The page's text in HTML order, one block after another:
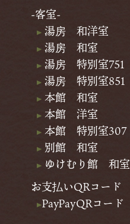
-客室-
湯房 和洋室
湯房 和室
湯房 特別室751
湯房 特別室851
本館 和室
本館 洋室
本館 特別室307
別館 和室
ゆけむり館 和室
お支払いQRコード
PayPayQRコード